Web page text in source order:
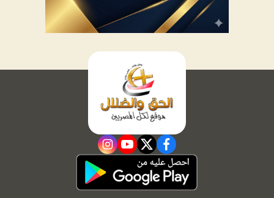
facebook
twitter
youtube
instagram